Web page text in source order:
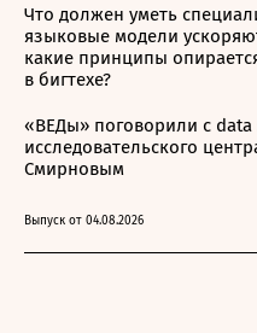
Что должен уметь
языковые модели
какие принципы
в бигтехе?
«ВЕДы» поговорили с
исследовательского
Смирновым
Выпуск от 04.08.2026